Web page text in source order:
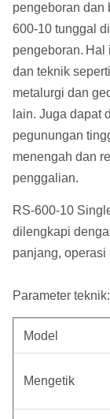
pengeboran dan
600-10 tunggal
pengeboran. Hal
dan teknik
metalurgi dan
lain. Juga dapat
pegunungan
menengah dan
penggalian.
RS-600-10
dilengkapi
panjang, operasi
Parameter teknik:
Model
Mengetik